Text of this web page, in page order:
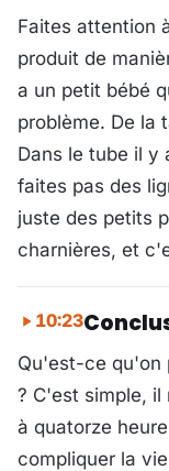
Faites attention
produit de
a un petit bébé
problème. De la
Dans le tube il y
faites pas des
juste des petits
charnières, et
10:23
Qu'est-ce qu'on
? C'est simple,
à quatorze
compliquer la